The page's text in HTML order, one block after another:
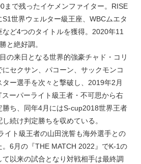
まで残ったイケメンファイター。RISE
世界ウェルター級王座、WBCムエタ
ど4つのタイトルを獲得。2020年11
と絶好調。
の来日となる世界的強豪チャド・コリ
セクサン、パコーン、サックモンコ
ー選手を次々と撃破し、2019年2月
ーパーライト級王者・不可思から右
勝ち、同年4月にはS-cup2018世界王者
続け判定勝ちを収めている。
イト級王者の山田洸誓も海外選手との
6月の『THE MATCH 2022』でK-1の
以来の試合となり対戦相手は最終調